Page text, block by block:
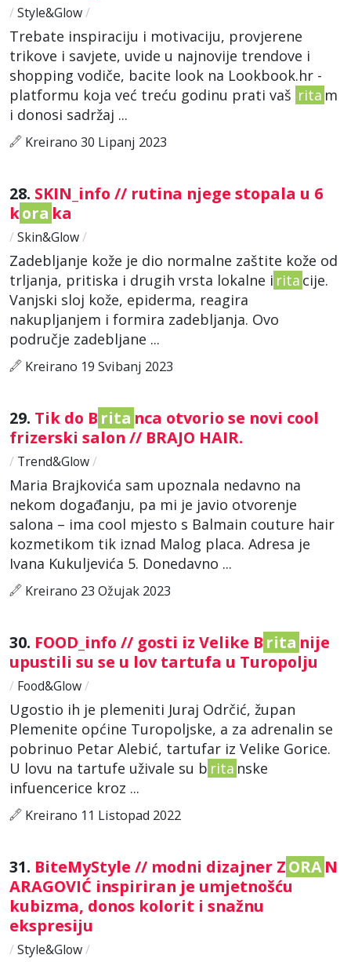
/ Style&Glow/
Trebate inspiraciju i motivaciju, provjerene
trikove i savjete, uvide u najnovije trendove i
shopping vodiče, bacite look na Lookbook.hr -
platformu koja već treću godinu prati vaš rita m
i donosi sadržaj ...
Kreirano 30 Lipanj 2023
28. SKIN_info // rutina njege stopala u 6
kora ka
/ Skin&Glow/
Zadebljanje kože je dio normalne zaštite kože od
trljanja, pritiska i drugih vrsta lokalne i rita cije.
Vanjski sloj kože, epiderma, reagira
nakupljanjem i formira zadebljanja. Ovo
područje zadebljane ...
Kreirano 19 Svibanj 2023
29. Tik do B rita nca otvorio se novi cool
frizerski salon // BRAJO HAIR.
/ Trend&Glow/
Maria Brajkovića sam upoznala nedavno na
nekom događanju, pa mi je javio otvorenje
salona – ima cool mjesto s Balmain couture hair
kozmetikom tik iznad Malog placa. Adresa je
Ivana Kukuljevića 5. Donedavno ...
Kreirano 23 Ožujak 2023
30. FOOD_info // gosti iz Velike B rita nije
upustili su se u lov tartufa u Turopolju
/ Food&Glow/
Ugostio ih je plemeniti Juraj Odrčić, župan
Plemenite općine Turopoljske, a za adrenalin se
pobrinuo Petar Alebić, tartufar iz Velike Gorice.
U lovu na tartufe uživale su b rita nske
infuencerice kroz ...
Kreirano 11 Listopad 2022
31. BiteMyStyle // modni dizajner ZORAN
ARAGOVIĆ inspiriran je umjetnošću
kubizma, donos kolorit i snažnu
ekspresiju
/ Style&Glow/